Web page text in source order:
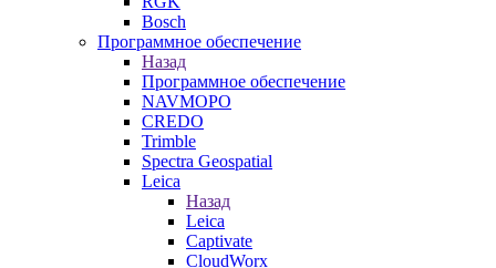
Bosch
Программное обеспечение
Назад
Программное обеспечение
NAVMOPO
CREDO
Trimble
Spectra Geospatial
Leica
Назад
Leica
Captivate
CloudWorx